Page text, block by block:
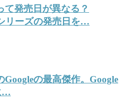
て発売日が異なる？
リーズの発売日を…
Googleの最高傑作。Google
…